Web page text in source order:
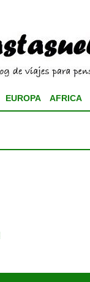
EUROPA AFRICA